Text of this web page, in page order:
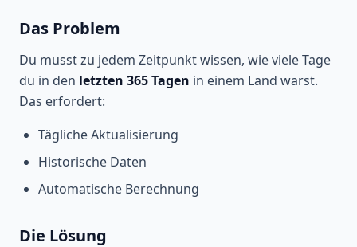
Das Problem
Du musst zu jedem Zeitpunkt wissen, wie viele Tage
du in den letzten 365 Tagen in einem Land warst.
Das erfordert:
Tägliche Aktualisierung
Historische Daten
Automatische Berechnung
Die Lösung